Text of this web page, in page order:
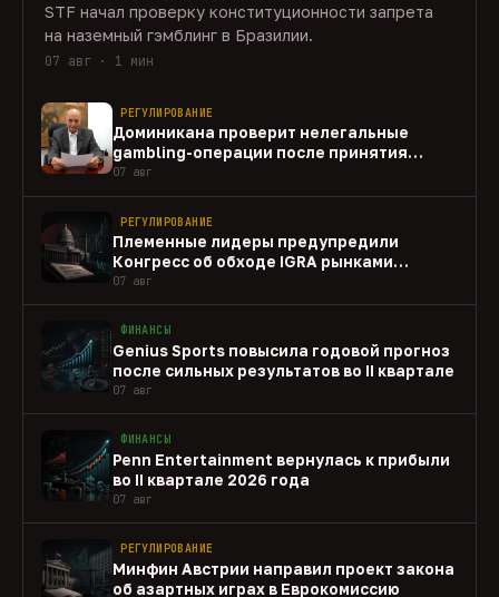
STF начал проверку конституционности запрета
на наземный гэмблинг в Бразилии.
07 авг · 1 мин
РЕГУЛИРОВАНИЕ
Доминикана проверит нелегальные
gambling-операции после принятия
закона
07 авг
РЕГУЛИРОВАНИЕ
Племенные лидеры предупредили
Конгресс об обходе IGRA рынками
прогнозов
07 авг
ФИНАНСЫ
Genius Sports повысила годовой прогноз
после сильных результатов во II квартале
07 авг
ФИНАНСЫ
Penn Entertainment вернулась к прибыли
во II квартале 2026 года
07 авг
РЕГУЛИРОВАНИЕ
Минфин Австрии направил проект закона
об азартных играх в Еврокомиссию